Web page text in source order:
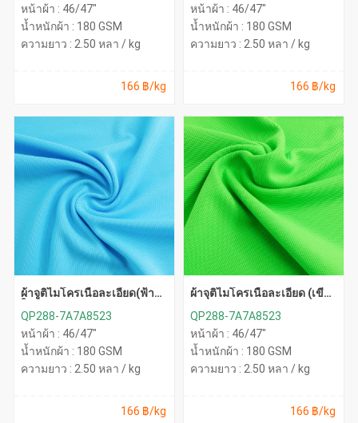
หน้าผ้า : 46/47"
น้ำหนักผ้า : 180 GSM
ความยาว : 2.50 หลา / kg
166 ฿/kg
หน้าผ้า : 46/47"
น้ำหนักผ้า : 180 GSM
ความยาว : 2.50 หลา / kg
166 ฿/kg
ผ้าจูติไมโครเนื้อละเอียด(ฟ้า
QP288-7A7A8523
หน้าผ้า : 46/47"
น้ำหนักผ้า : 180 GSM
ความยาว : 2.50 หลา / kg
166 ฿/kg
ผ้าจุติไมโครเนื้อละเอียด (เขียว
QP288-7A7A8523
หน้าผ้า : 46/47"
น้ำหนักผ้า : 180 GSM
ความยาว : 2.50 หลา / kg
166 ฿/kg